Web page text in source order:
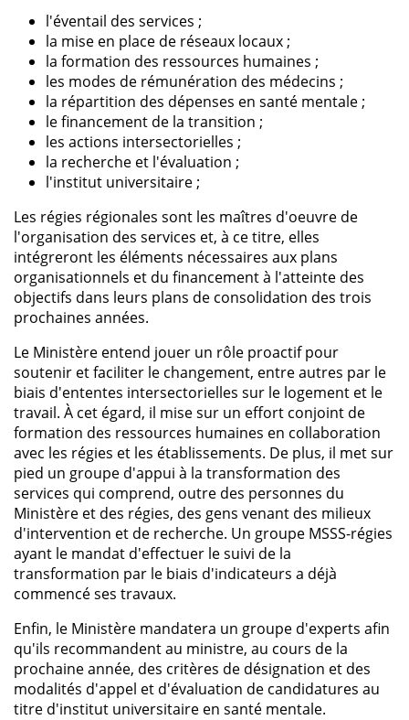
l'éventail des services ;
la mise en place de réseaux locaux ;
la formation des ressources humaines ;
les modes de rémunération des médecins ;
la répartition des dépenses en santé mentale ;
le financement de la transition ;
les actions intersectorielles ;
la recherche et l'évaluation ;
l'institut universitaire ;
Les régies régionales sont les maîtres d'oeuvre de
l'organisation des services et, à ce titre, elles
intégreront les éléments nécessaires aux plans
organisationnels et du financement à l'atteinte des
objectifs dans leurs plans de consolidation des trois
prochaines années.
Le Ministère entend jouer un rôle proactif pour
soutenir et faciliter le changement, entre autres par le
biais d'ententes intersectorielles sur le logement et le
travail. À cet égard, il mise sur un effort conjoint de
formation des ressources humaines en collaboration
avec les régies et les établissements. De plus, il met sur
pied un groupe d'appui à la transformation des
services qui comprend, outre des personnes du
Ministère et des régies, des gens venant des milieux
d'intervention et de recherche. Un groupe MSSS-régies
ayant le mandat d'effectuer le suivi de la
transformation par le biais d'indicateurs a déjà
commencé ses travaux.
Enfin, le Ministère mandatera un groupe d'experts afin
qu'ils recommandent au ministre, au cours de la
prochaine année, des critères de désignation et des
modalités d'appel et d'évaluation de candidatures au
titre d'institut universitaire en santé mentale.